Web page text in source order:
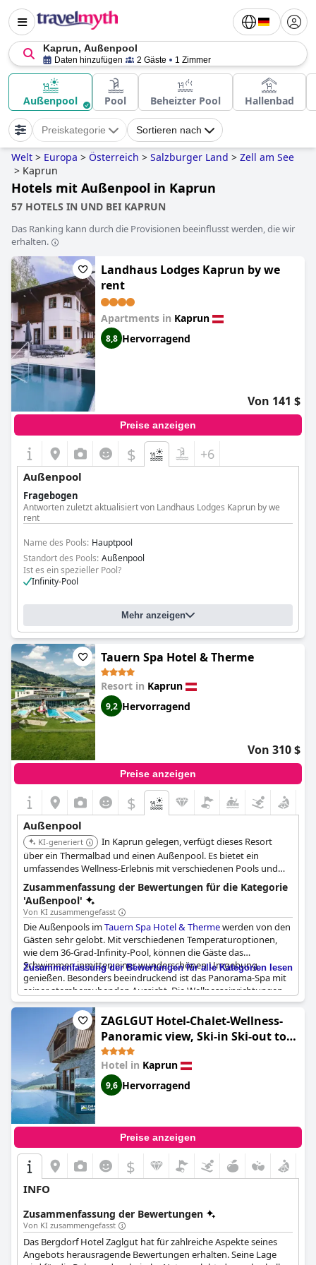
Kaprun, Außenpool
Daten hinzufügen 2 Gäste 1 Zimmer
Außenpool Pool Beheizter Pool Hallenbad
Preiskategorie Sortieren nach
Welt > Europa > Österreich > Salzburger Land > Zell am See
> Kaprun
Hotels mit Außenpool in Kaprun
57 HOTELS IN UND BEI KAPRUN
Das Ranking kann durch die Provisionen beeinflusst werden, die wir
erhalten.
Landhaus Lodges Kaprun by we
rent
Apartments in Kaprun
8,8 Hervorragend
Von 141 $
Preise anzeigen
$ +6
Außenpool
Fragebogen
Antworten zuletzt aktualisiert von Landhaus Lodges Kaprun by we
rent
Name des Pools: Hauptpool
Standort des Pools: Außenpool
Ist es ein spezieller Pool?
Infinity-Pool
Mehr anzeigen
Tauern Spa Hotel & Therme
Resort in Kaprun
9,2 Hervorragend
Von 310 $
Preise anzeigen
$
Außenpool
KI-generiert
In Kaprun gelegen, verfügt dieses Resort
über ein Thermalbad und einen Außenpool. Es bietet ein
umfassendes Wellness-Erlebnis mit verschiedenen Pools und
Spa-Behandlungen.
Zusammenfassung der Bewertungen für die Kategorie
'Außenpool'
Von KI zusammengefasst
Die Außenpools imTauern Spa Hotel & Thermewerden von den
Gästen sehr gelobt. Mit verschiedenen Temperaturoptionen,
wie dem 36-Grad-Infinity-Pool, können die Gäste das
Schwimmen inmitten einer wunderschönen Umgebung
genießen. Besonders beeindruckend ist das Panorama-Spa mit
seiner atemberaubenden Aussicht. Die Wellnesseinrichtungen
des Hotels, darunter zahlreiche Innen- und Außenpools und
Saunen, wurden von Familien und Paaren gleichermaßen
gelobt. Die Gäste schätzten auch den Getränkeservice am Pool.
Der einzige negative Kommentar bezog sich auf Müll in der
Nähe des heißen Salzwasserpools, aber ansonsten waren die
Gäste von der Auswahl an Pools und dem hervorragenden
Service im Spa des Hotels beeindruckt. Insgesamt waren die
Außenpools desTauern Spa Hotel & Therme
Highlight.
Zusammenfassung der Bewertungen für alle Kategorien lesen
ZAGLGUT Hotel-Chalet-Wellness-
Panoramic view, Ski-in Ski-out to
Kitzsteinhorn (ZAGLGUT Premium
Hotel & Chalets, Zell am See-
Kaprun - Wellness & Infinity Pool,
Air Conditioning, Panoramic Views
Hotel in Kaprun
9,6 Hervorragend
Preise anzeigen
$
INFO
Zusammenfassung der Bewertungen
Von KI zusammengefasst
Das Bergdorf Hotel Zaglgut hat für zahlreiche Aspekte seines
Angebots herausragende Bewertungen erhalten. Seine Lage